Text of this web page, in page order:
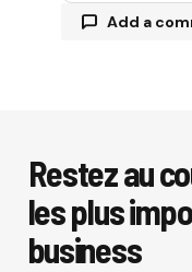
Add a
Comment*
Restez au
les plus
business